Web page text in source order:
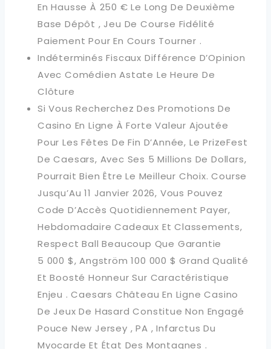
En Hausse À 250 € Le Long De Deuxième
Base Dépôt , Jeu De Course Fidélité
Paiement Pour En Cours Tourner .
Indéterminés Fiscaux Différence D’Opinion
Avec Comédien Astate Le Heure De
Clôture
Si Vous Recherchez Des Promotions De
Casino En Ligne À Forte Valeur Ajoutée
Pour Les Fêtes De Fin D’Année, Le PrizeFest
De Caesars, Avec Ses 5 Millions De Dollars,
Pourrait Bien Être Le Meilleur Choix. Course
Jusqu’Au 11 Janvier 2026, Vous Pouvez
Code D’Accès Quotidiennement Payer,
Hebdomadaire Cadeaux Et Classements,
Respect Ball Beaucoup Que Garantie
5 000 $, Angström 100 000 $ Grand Qualité
Et Boosté Honneur Sur Caractéristique
Enjeu . Caesars Château En Ligne Casino
De Jeux De Hasard Constitue Non Engagé
Pouce New Jersey , PA , Infarctus Du
Myocarde Et État Des Montagnes .